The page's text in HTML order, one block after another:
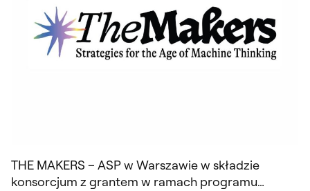
THE MAKERS – ASP w Warszawie w składzie
konsorcjum z grantem w ramach programu